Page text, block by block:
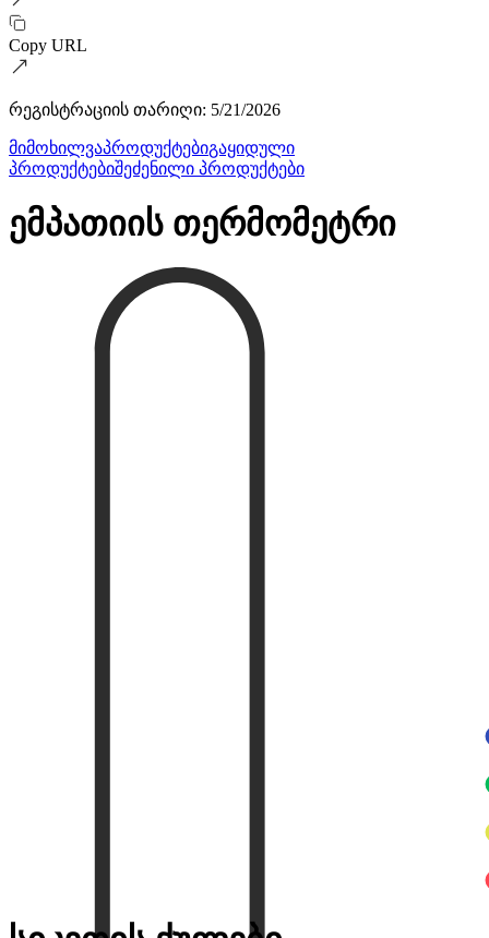
Copy URL
რეგისტრაციის თარიღი: 5/21/2026
მიმოხილვაპროდუქტებიგაყიდული
პროდუქტებიშეძენილი პროდუქტები
ემპათიის თერმომეტრი